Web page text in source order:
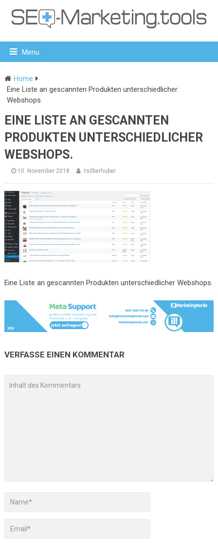
Menu
Home
Eine Liste an gescannten Produkten unterschiedlicher
Webshops.
EINE LISTE AN GESCANNTEN
PRODUKTEN UNTERSCHIEDLICHER
WEBSHOPS.
10. November 2018 tsilberhuber
Eine Liste an gescannten Produkten unterschiedlicher Webshops.
VERFASSE EINEN KOMMENTAR